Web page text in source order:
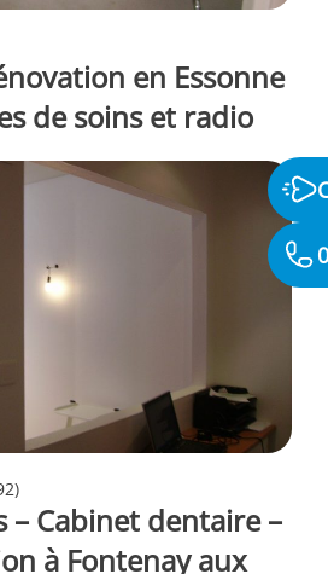
en Essonne
de soins et radio
– Cabinet dentaire –
à Fontenay aux